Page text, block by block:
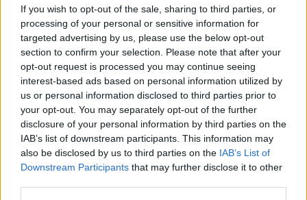
If you wish to opt-out of the sale, sharing to third parties, or
processing of your personal or sensitive information for
targeted advertising by us, please use the below opt-out
section to confirm your selection. Please note that after your
opt-out request is processed you may continue seeing
interest-based ads based on personal information utilized by
us or personal information disclosed to third parties prior to
your opt-out. You may separately opt-out of the further
disclosure of your personal information by third parties on the
IAB’s list of downstream participants. This information may
also be disclosed by us to third parties on the IAB’s List of
Downstream Participants that may further disclose it to other